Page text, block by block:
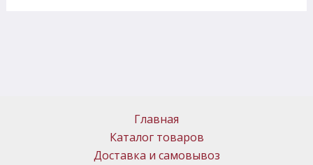
Главная
Каталог товаров
Доставка и самовывоз